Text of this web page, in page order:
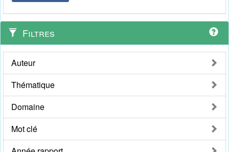
Filtres
Auteur
Thématique
Domaine
Mot clé